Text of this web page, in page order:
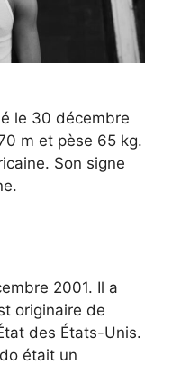
le 30 décembre
m et pèse 65 kg.
Son signe
2001. Il a
originaire de
des États-Unis.
était un